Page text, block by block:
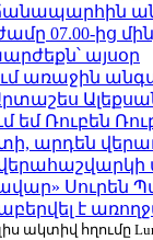
07.00-ից
այսօր
առաջին
Ռուբեն
արդեն
Սուրեն
է
ակտիվ